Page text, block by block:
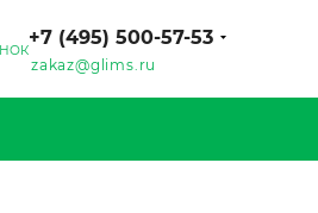
+7 (495) 500-57-53
zakaz@glims.ru